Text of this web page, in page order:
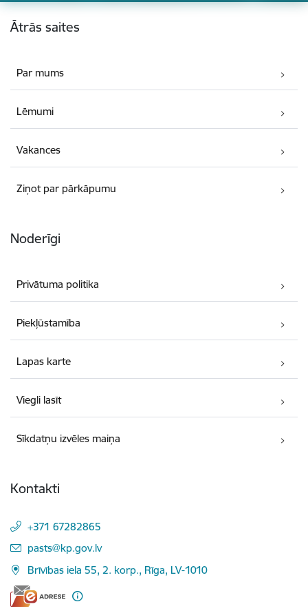
Kājene
Ātrās saites
Par mums
Lēmumi
Vakances
Ziņot par pārkāpumu
Noderīgi
Privātuma politika
Piekļūstamība
Lapas karte
Viegli lasīt
Sīkdatņu izvēles maiņa
Kontakti
+371 67282865
E-pasts:
pasts@kp.gov.lv
Brīvības iela 55, 2. korp., Rīga, LV-1010